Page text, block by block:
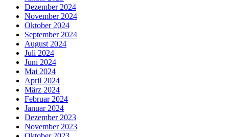
Dezember 2024
November 2024
Oktober 2024
September 2024
August 2024
Juli 2024
Juni 2024
Mai 2024
April 2024
März 2024
Februar 2024
Januar 2024
Dezember 2023
November 2023